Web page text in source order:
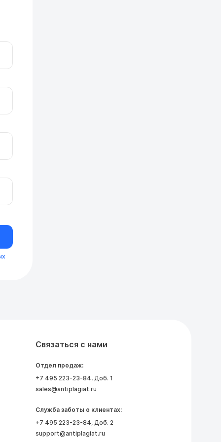
Связаться с нами
Отдел продаж:
+7 495 223-23-84, Доб. 1
sales@antiplagiat.ru
Служба заботы о клиентах:
+7 495 223-23-84, Доб. 2
support@antiplagiat.ru